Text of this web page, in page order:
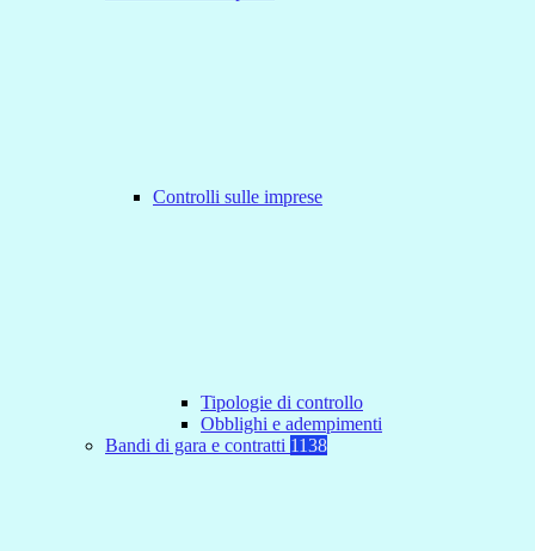
Controlli sulle imprese
Tipologie di controllo
Obblighi e adempimenti
Bandi di gara e contratti 1138